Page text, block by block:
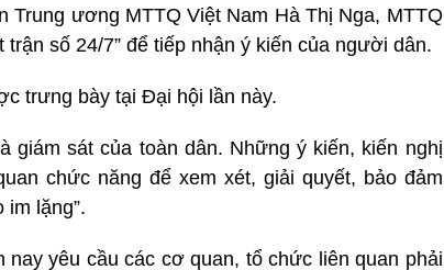
Trung ương MTTQ Việt Nam Hà Thị Nga, MTTQ
số 24/7” để tiếp nhận ý kiến của người dân.
trưng bày tại Đại hội lần này.
giám sát của toàn dân. Những ý kiến, kiến nghị
chức năng để xem xét, giải quyết, bảo đảm
lặng”.
yêu cầu các cơ quan, tổ chức liên quan phải